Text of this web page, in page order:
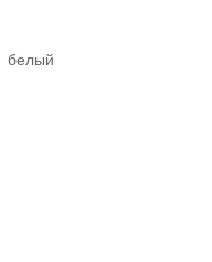
белый